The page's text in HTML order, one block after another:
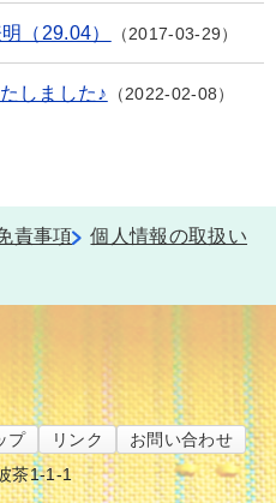
（29.04） 2017-03-29
しました♪ 2022-02-08
責事項
個人情報の取扱い
プ リンク
お問い合わせ
茶1-1-1